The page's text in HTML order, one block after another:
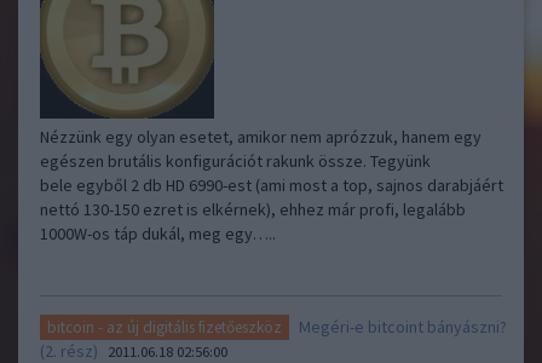
Nézzünk egy olyan esetet, amikor nem aprózzuk, hanem egy
egészen brutális konfigurációt rakunk össze. Tegyünk
bele egyből 2 db HD 6990-est (ami most a top, sajnos darabjáért
nettó 130-150 ezret is elkérnek), ehhez már profi, legalább
1000W-os táp dukál, meg egy…..
bitcoin - az új digitális fizetőeszköz
Megéri-e bitcoint bányászni?
(2. rész)
2011.06.18 02:56:00